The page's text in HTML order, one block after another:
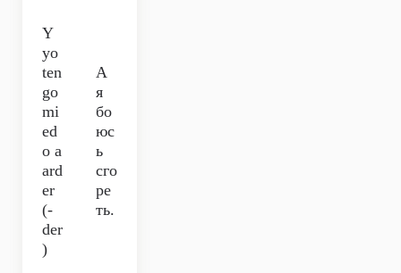
Y
yo
ten
go
mi
ed
o a
ard
er
(-
der
)
А
я
бо
юс
ь
сго
ре
ть.